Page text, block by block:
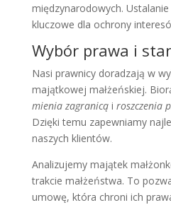
międzynarodowych.
kluczowe dla ochrony
Wybór prawa i
Nasi prawnicy doradzają w
majątkowej małżeńskiej.
mienia zagranicąi roszczenia
Dzięki temu zapewniamy
naszych klientów.
Analizujemy majątek
trakcie małżeństwa. To
umowę, która chroni ich